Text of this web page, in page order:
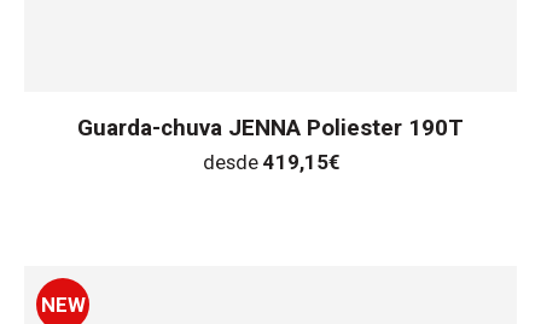
Guarda-chuva JENNA Poliester 190T
desde 419,15€
NEW